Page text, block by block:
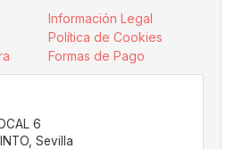
Información Legal
Política de Cookies
Formas de Pago
6
Sevilla